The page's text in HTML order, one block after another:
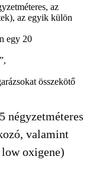
az
az egyik külön
egy 20
összekötő
négyzetméteres
valamint
oxigene)